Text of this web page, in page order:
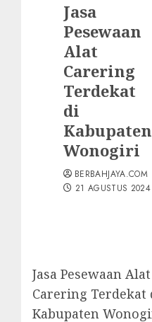
Jasa
Pesewaan
Alat
Carering
Terdekat
di
Kabupaten
Wonogiri
BERBAHJAYA.COM
21 AGUSTUS 2024
Jasa Pesewaan Alat
Carering Terdekat
Kabupaten